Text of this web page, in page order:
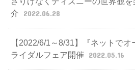
介
2022.06.28
【2022/6/1～8/31】『ネットで
ライダルフェア開催
2022.05.16